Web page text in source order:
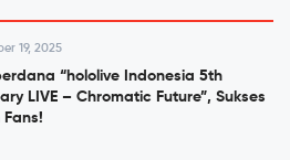
19, 2025
“hololive Indonesia 5th
LIVE – Chromatic Future”, Sukses
Fans!